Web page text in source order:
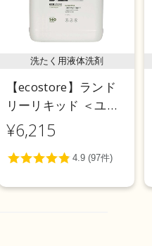
洗たく用液体洗剤
【ecostore】ランド
リーリキッド ＜ユー
カリ＞ 5L
¥6,215